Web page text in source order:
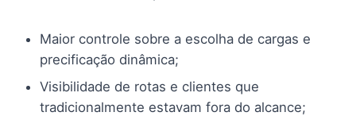
Maior controle sobre a escolha de cargas e
precificação dinâmica;
Visibilidade de rotas e clientes que
tradicionalmente estavam fora do alcance;